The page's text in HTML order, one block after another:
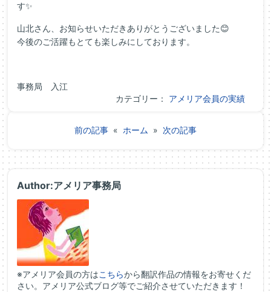
す✨
山北さん、お知らせいただきありがとうございました😊
今後のご活躍もとても楽しみにしております。
事務局 入江
カテゴリー： アメリア会員の実績
前の記事 « ホーム » 次の記事
Author:アメリア事務局
※アメリア会員の方はこちらから翻訳作品の情報をお寄せくだ
さい。アメリア公式ブログ等でご紹介させていただきます！